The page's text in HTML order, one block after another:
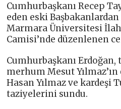
Cumhurbaşkanı Recep
eden eski Başbakanlardan
Marmara Üniversitesi
Camisi’nde düzenlenen
Cumhurbaşkanı
merhum Mesut
Hasan Yılmaz ve kardeşi
taziyelerini sundu.